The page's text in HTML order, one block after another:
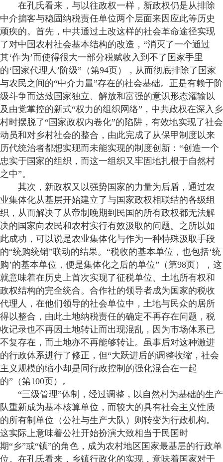
在孔氏看来，与以往政权一样，新政权仍是从排除
中介掮客与稳固纳税责任单位两个层面来因应此等历史
顽疾的。首先，中共通过土改这样的社会革命途径实现
了对中国农村社会基本结构的改造，“消灭了一个通过
其‘作为’而使得很大一部分税赋收入到不了国家手里
的‘国家代理人’阶级”（第94页），从而彻底排除了国家
与农民之间的“中介力量”存在的社会基础。正是有赖于阶
级斗争而达致国家独立、解放和富强的意识形态灌输以
及由党掌控的新式“权力的组织网络”，中共政权在深入乡
村时摆脱了“国家政权内卷化”的陷阱，有效地实现了社会
动员和对乡村社会的整合，由此完成了从保甲制度以来
历代统治者都想实现而未能实现的制度创新：“创造一个
忠实于国家的组织，而这一组织又牢固地扎根于自然村
之中”。
其次，新政权又以强势国家的力量为后盾，通过农
业集体化从基层开始建立了与国家政权相联结的各级组
织，从而解决了从帝制晚期到民国的所有政权都无法解
决的国家向农民和农村实行有效汲取的问题。之所以如
此成功，可以说是农业集体化与作为一种特殊汲取手段
的“统购统销”联动的结果。“税收的基本单位，也包括‘统
购’的基本单位，便是集体化之后的单位”（第98页），这
就意味着在历史上首次实现了征税单位、土地所有权和
政权结构的完全统合。合作社的领导者成为国家的税收
代理人，在他们领导的社会单位中，土地与民众的居所
得以整合，由此土地纳税责任的确定不再存在问题，税
收记录也不再因土地转让而出现混乱，因为市场体系已
不复存在，而土地亦不再能够转让。虽事后对这种激进
的行政体系进行了修正，但“大跃进后的调整收缩，社会
主义规模的缩小却是同行政控制的强化混合在一起
的”（第100页）。
“三级管理”体制，经过调整，以自然村为基础的生产
队重新成为基本核算单位，而较大的具有社会主义性质
的所有制单位（公社与生产大队）则转变为行政机构。
这实际上意味着公社开始扮演大致相当于民国时
期“乡”或“镇”的角色，成为农村地区国家最基层的行政单
位。在孔氏看来，乡镇行政化的实现，意味着国家对于